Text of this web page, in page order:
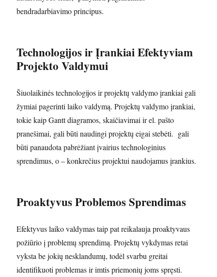
bendradarbiavimo principus.
Technologijos ir Įrankiai Efektyviam
Projekto Valdymui
Šiuolaikinės technologijos ir projektų valdymo įrankiai gali
žymiai pagerinti laiko valdymą. Projektų valdymo įrankiai,
tokie kaip Gantt diagramos, skaičiavimai ir el. pašto
pranešimai, gali būti naudingi projektų eigai stebėti. gali
būti panaudota pabrėžiant įvairius technologinius
sprendimus, o – konkrečius projektui naudojamus įrankius.
Proaktyvus Problemos Sprendimas
Efektyvus laiko valdymas taip pat reikalauja proaktyvaus
požiūrio į problemų sprendimą. Projektų vykdymas retai
vyksta be jokių nesklandumų, todėl svarbu greitai
identifikuoti problemas ir imtis priemonių joms spręsti.